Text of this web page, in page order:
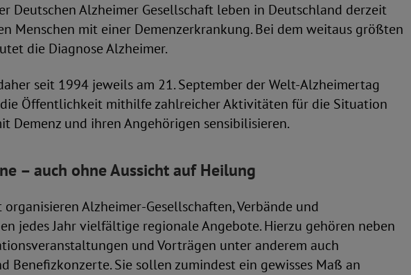
Deutschen Alzheimer Gesellschaft leben in Deutschland derzeit
Menschen mit einer Demenzerkrankung. Bei dem weitaus größten
die Diagnose Alzheimer.
seit 1994 jeweils am 21. September der Welt-Alzheimertag
Öffentlichkeit mithilfe zahlreicher Aktivitäten für die Situation
Demenz und ihren Angehörigen sensibilisieren.
– auch ohne Aussicht auf Heilung
Alzheimer-Gesellschaften, Verbände und
jedes Jahr vielfältige regionale Angebote. Hierzu gehören neben
und Vorträgen unter anderem auch
Benefizkonzerte. Sie sollen zumindest ein gewisses Maß an